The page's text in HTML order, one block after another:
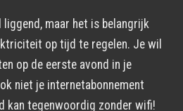
maar het is belangrijk
op tijd te regelen. Je wil
op de eerste avond in je
niet je internetabonnement
kan tegenwoordig zonder wifi!